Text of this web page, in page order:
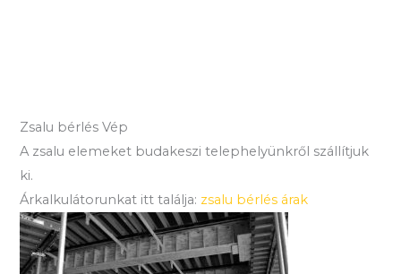
Zsalu bérlés Vép
A zsalu elemeket budakeszi telephelyünkről szállítjuk
ki.
Árkalkulátorunkat itt találja: zsalu bérlés árak